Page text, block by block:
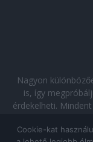
Nagyon
is, így
érdekelheti.
Cookie-kat